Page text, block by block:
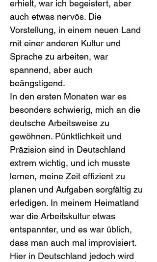
erhielt, war ich begeistert, aber
auch etwas nervös. Die
Vorstellung, in einem neuen Land
mit einer anderen Kultur und
Sprache zu arbeiten, war
spannend, aber auch
beängstigend.
In den ersten Monaten war es
besonders schwierig, mich an die
deutsche Arbeitsweise zu
gewöhnen. Pünktlichkeit und
Präzision sind in Deutschland
extrem wichtig, und ich musste
lernen, meine Zeit effizient zu
planen und Aufgaben sorgfältig zu
erledigen. In meinem Heimatland
war die Arbeitskultur etwas
entspannter, und es war üblich,
dass man auch mal improvisiert.
Hier in Deutschland jedoch wird